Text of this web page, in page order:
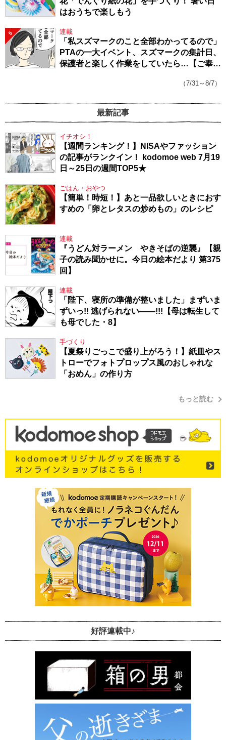
はおうちで楽しもう
5 連載
「私スズマークのこと全部わかってるので」
PTAの一大イベント、スズマークの集計日、
保護者と楽しく作業をしていたら…【ご奉仕
（7/31～8/7）
最新記事
イチオシ！
【週間ランキング！】NISAやファッション
の記事がランクイン！ kodomoe web 7月19
日～25日の週間TOP5★
ごはん・おやつ
【簡単！時短！】あと一品欲しいときにおす
すめの「卵とレタスの炒めもの」のレシピ
連載
『うどん対ラーメン やきそばの逆襲』【親
子の読み聞かせに。今日の絵本だより 第375
回】
連載
「陛下、寝所の準備が整いました」まずいま
ずいっ!! 逃げられない――!!!【母は転生して
も母でした・8】
手づくり
【夏祭りごっこで盛り上がろう！】紙皿やス
トローでフォトプロップス風のおしゃれな
「おめん」の作り方
もっと読む
好評連載中♪